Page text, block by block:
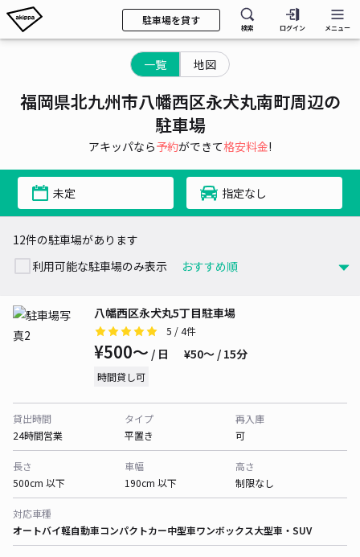
駐車場を貸す
検索 ログイン メニュー
一覧 地図
福岡県北九州市八幡西区永犬丸南町周辺の
駐車場
アキッパなら予約ができて格安料金!
未定 指定なし
12件の駐車場があります
利用可能な駐車場のみ表示
八幡西区永犬丸5丁目駐車場
5 / 4件
¥500〜 / 日 ¥50〜 / 15分
時間貸し可
貸出時間
24時間営業
タイプ
平置き
再入庫
可
長さ
500cm 以下
車幅
190cm 以下
高さ
制限なし
対応車種
オートバイ軽自動車コンパクトカー中型車ワンボックス大型車・SUV